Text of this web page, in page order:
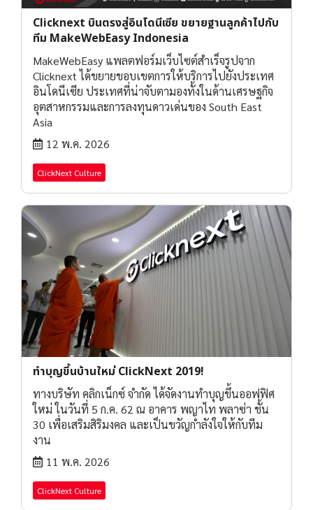
Clicknext บินตรงสู่อินโดนีเซีย ขยายฐานลูกค้าไปกับ
ทีม MakeWebEasy Indonesia
MakeWebEasy แพลตฟอร์มเว็บไซต์สำเร็จรูปจาก
Clicknext ได้ขยายขอบเขตการให้บริการไปยังประเทศ
อินโดนีเซีย ประเทศที่น่าจับตามองทั้งในด้านเศรษฐกิจ
อุตสาหกรรมและการลงทุนดาวเด่นของ South East
Asia
12 พ.ค. 2026
ClickNext Culture
ทำบุญขึ้นบ้านใหม่ ClickNext 2019!
ทางบริษัท คลิกเน็กซ์ จำกัด ได้จัดงานทำบุญขึ้นออฟฟิศ
ใหม่ ในวันที่ 5 ก.ค. 62 ณ อาคาร พญาไท พลาซ่า ชั้น
30 เพื่อเสริมสิริมงคล และเป็นขวัญกำลังใจให้กับทีม
งาน
11 พ.ค. 2026
ClickNext Culture